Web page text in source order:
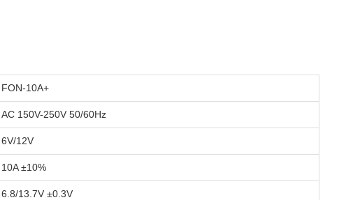
FON-10A+
AC 150V-250V 50/60Hz
6V/12V
10A ±10%
6.8/13.7V ±0.3V